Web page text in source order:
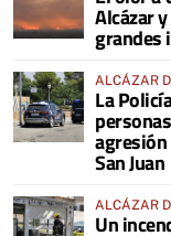
Alcázar
grandes
ALCÁZAR
La
agresión
San Juan
ALCÁZAR
Un